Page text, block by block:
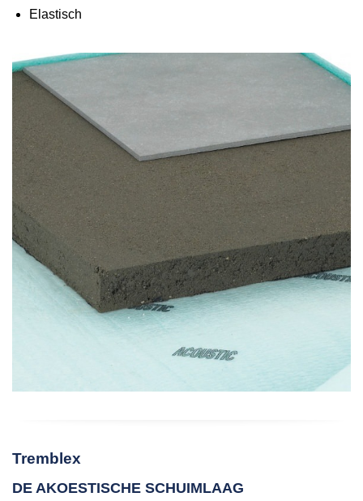
Elastisch
Tremblex
DE AKOESTISCHE SCHUIMLAAG